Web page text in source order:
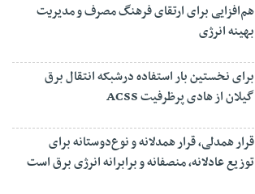
هم‌افزایی برای ارتقای فرهنگ مصرف و مدیریت
بهینه انرژی
برای نخستین بار استفاده درشبکه انتقال برق
گیلان از هادی پرظرفیت ACSS
قرار همدلی، قرار همدلانه و نوع‌دوستانه برای
توزیع عادلانه، منصفانه و برابرانه انرژی برق است